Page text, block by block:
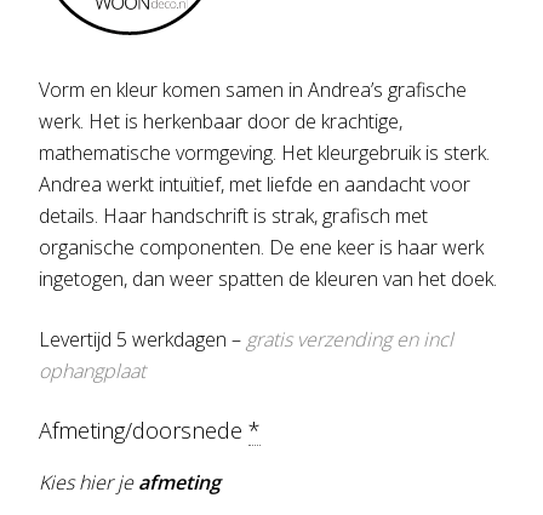
Vorm en kleur komen samen in Andrea’s grafische
werk. Het is herkenbaar door de krachtige,
mathematische vormgeving. Het kleurgebruik is sterk.
Andrea werkt intuïtief, met liefde en aandacht voor
details. Haar handschrift is strak, grafisch met
organische componenten. De ene keer is haar werk
ingetogen, dan weer spatten de kleuren van het doek.
Levertijd 5 werkdagen – gratis verzending en incl
ophangplaat
Afmeting/doorsnede *
Kies hier jeafmeting